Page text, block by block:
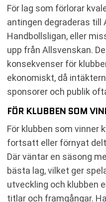
För lag som förlorar
antingen degraderas till
Handbollsligan, eller
upp från Allsvenskan.
konsekvenser för
ekonomiskt, då
sponsorer och publik
FÖR KLUBBEN SOM
För klubben som vinner
fortsatt eller förnyat
Där väntar en säsong
bästa lag, vilket ger
utveckling och klubben
titlar och framgångar.